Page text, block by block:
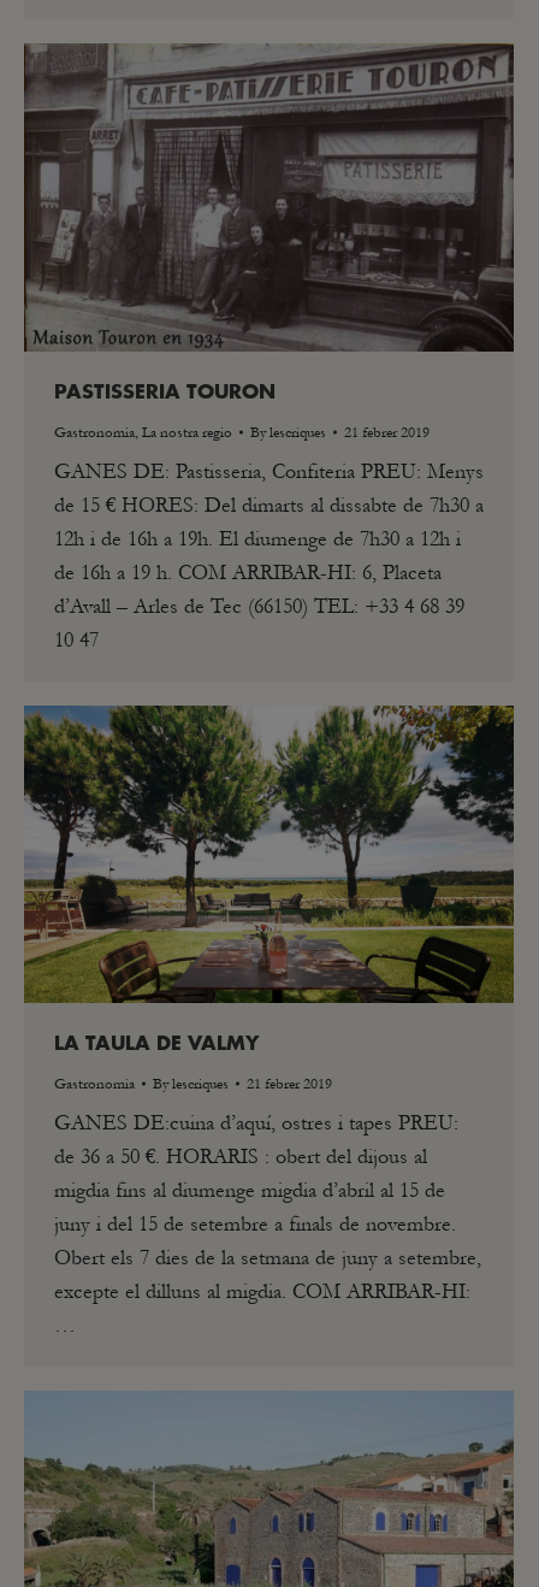
PASTISSERIA TOURON
Gastronomia, La nostra regio Bylescriques 21 febrer 2019
GANES DE: Pastisseria, Confiteria PREU: Menys
de 15 € HORES: Del dimarts al dissabte de 7h30 a
12h i de 16h a 19h. El diumenge de 7h30 a 12h i
de 16h a 19 h. COM ARRIBAR-HI: 6, Placeta
d’Avall – Arles de Tec (66150) TEL: +33 4 68 39
10 47
LA TAULA DE VALMY
Gastronomia Bylescriques 21 febrer 2019
GANES DE:cuina d’aquí, ostres i tapes PREU:
de 36 a 50 €. HORARIS : obert del dijous al
migdia fins al diumenge migdia d’abril al 15 de
juny i del 15 de setembre a finals de novembre.
Obert els 7 dies de la setmana de juny a setembre,
excepte el dilluns al migdia. COM ARRIBAR-HI:
…